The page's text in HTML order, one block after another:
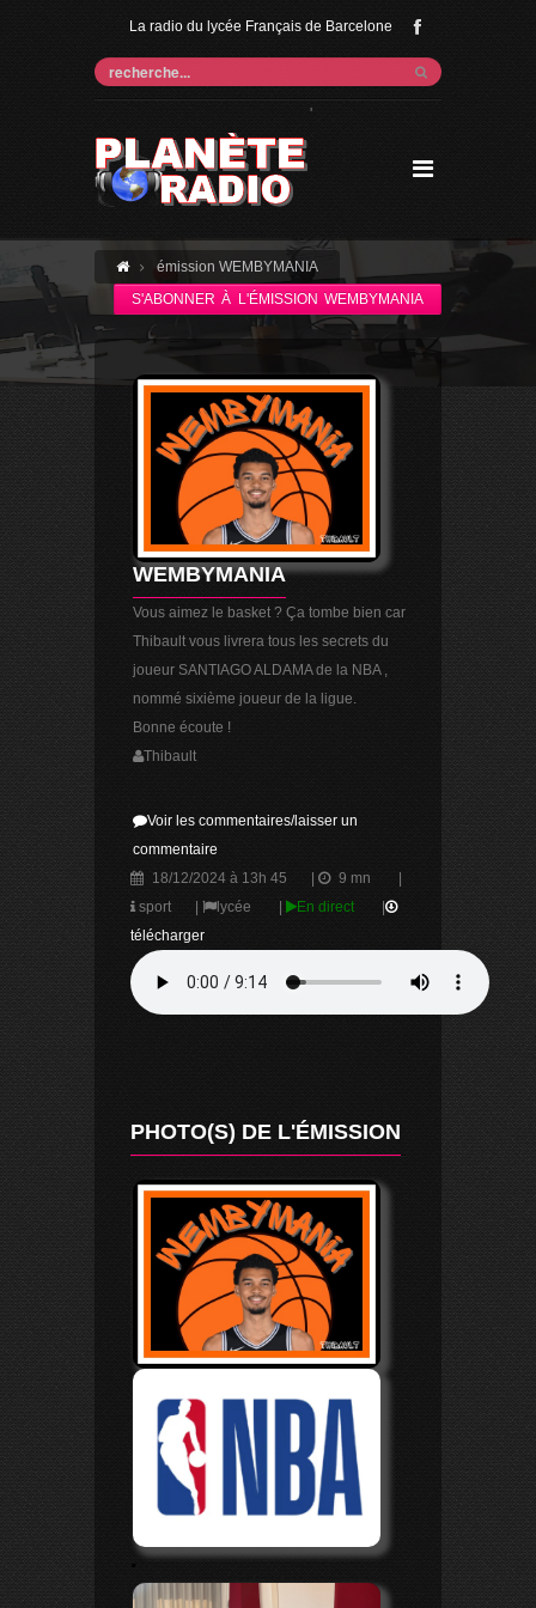
La radio du lycée Français de Barcelone
'
émission WEMBYMANIA
S'ABONNER À L'ÉMISSION WEMBYMANIA
WEMBYMANIA
Vous aimez le basket ? Ça tombe bien car
Thibault vous livrera tous les secrets du
joueur SANTIAGO ALDAMA de la NBA ,
nommé sixième joueur de la ligue.
Bonne écoute !
Thibault
Voir les commentaires/laisser un
commentaire
18/12/2024 à 13h 45
9 mn
sport
lycée En direct
télécharger
PHOTO(S) DE L'ÉMISSION
.